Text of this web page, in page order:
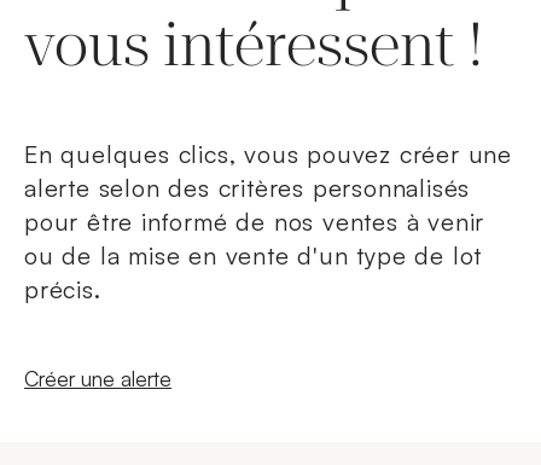
vous intéressent !
En quelques clics, vous pouvez créer une
alerte selon des critères personnalisés
pour être informé de nos ventes à venir
ou de la mise en vente d'un type de lot
précis.
Nouvelle fenêtre
Créer une alerte